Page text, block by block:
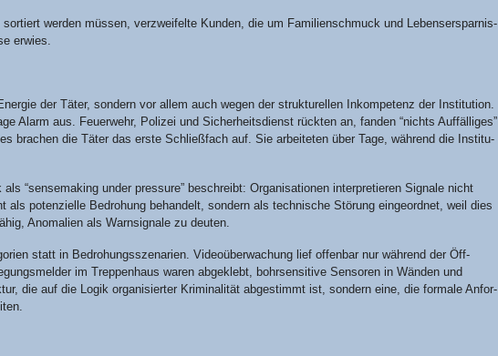
wer­den müs­sen, ver­zwei­fel­te Kun­den, die um Fami­li­en­schmuck und Lebens­er­spar­nis­
erwies.
der Täter, son­dern vor allem auch wegen der struk­tu­rel­len Inkom­pe­tenz der Insti­tu­ti­on.
Alarm aus. Feu­er­wehr, Poli­zei und Sicher­heits­dienst rück­ten an, fan­den “nichts Auf­fäl­li­ges”
bra­chen die Täter das ers­te Schließ­fach auf. Sie arbei­te­ten über Tage, wäh­rend die Insti­tu­
“sen­se­ma­king under pres­su­re” beschreibt: Orga­ni­sa­tio­nen inter­pre­tie­ren Signa­le nicht
poten­zi­el­le Bedro­hung behan­delt, son­dern als tech­ni­sche Stö­rung ein­ge­ord­net, weil dies
Anoma­lien als Warn­si­gna­le zu deuten.
statt in Bedro­hungs­sze­na­ri­en. Video­über­wa­chung lief offen­bar nur wäh­rend der Öff­
im Trep­pen­haus waren abge­klebt, bohr­sen­si­ti­ve Sen­so­ren in Wän­den und
die auf die Logik orga­ni­sier­ter Kri­mi­na­li­tät abge­stimmt ist, son­dern eine, die for­ma­le Anfor­